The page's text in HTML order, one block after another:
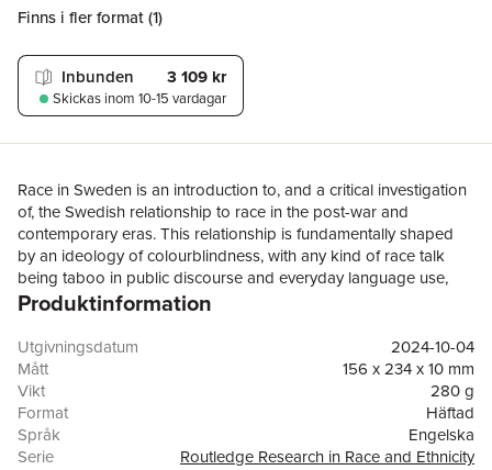
Finns i fler format (1)
Inbunden 3 109 kr
Skickas inom 10-15 vardagar
Race in Sweden is an introduction to, and a critical investigation
of, the Swedish relationship to race in the post-war and
contemporary eras. This relationship is fundamentally shaped
by an ideology of colourblindness, with any kind of race talk
being taboo in public discourse and everyday language use,
and in practice forbidden in official and institutional language.A
has become extremely diverse, yet where the legacy of Swedish
whiteness co-exists with a radical, colourblind, antiracist
ideology, Race in Sweden will appeal to scholars across the
social sciences and humanities with interests in race and
ethnicity, whiteness and Nordic studies.Chapters 2 and 3 of this
book are freely available as a downloadable Open Access PDF
Produktinformation
Utgivningsdatum
2024-10-04
Mått
156 x 234 x 10 mm
Vikt
280 g
Format
Häftad
Språk
Engelska
Serie
Routledge Research in Race and Ethnicity